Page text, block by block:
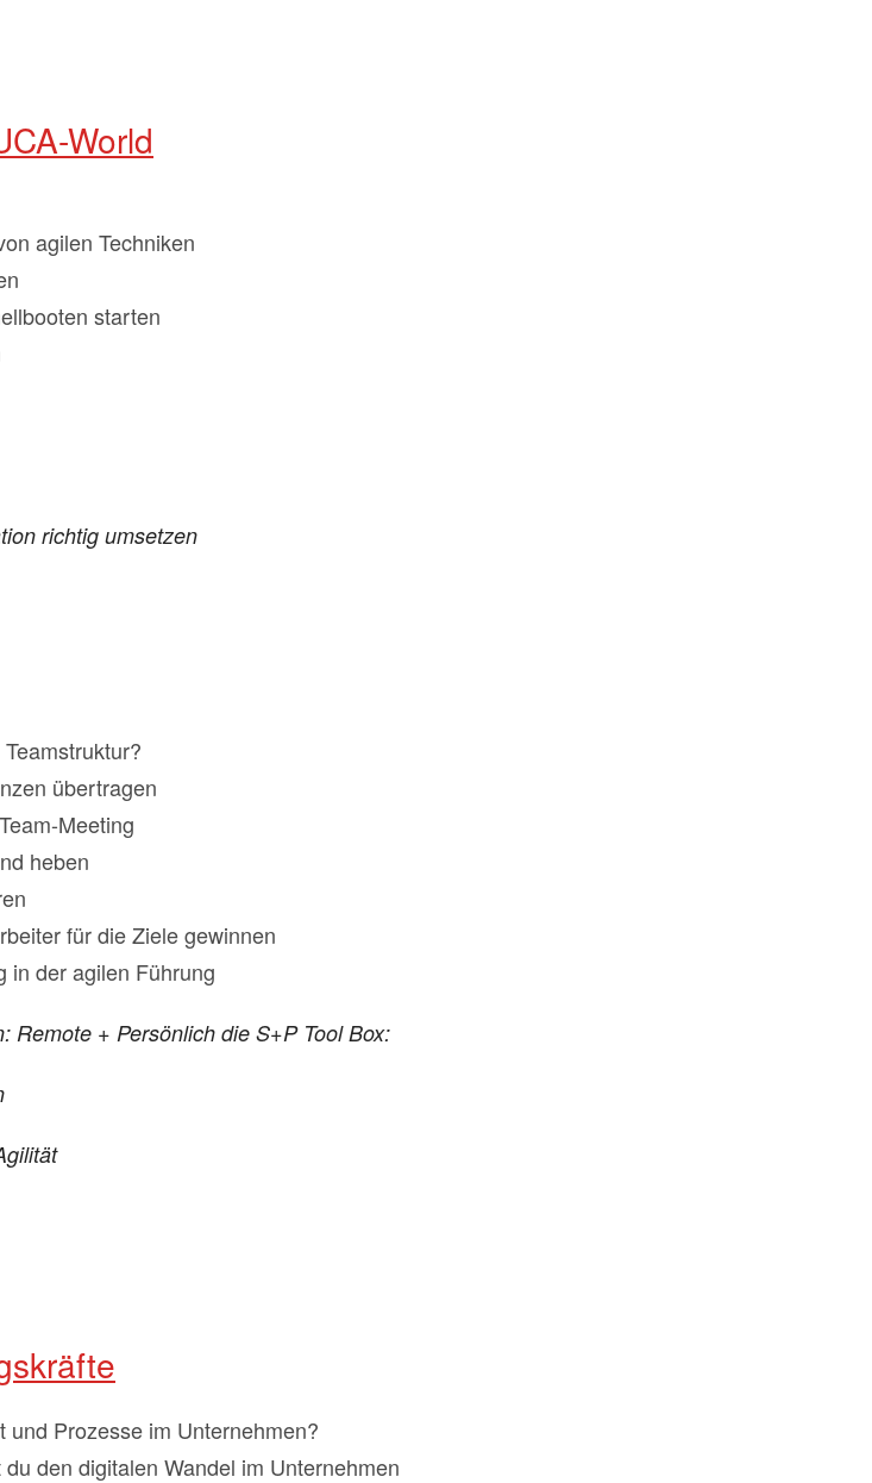
World
agilen Techniken
starten
richtig umsetzen
übertragen
Meeting
heben
für die Ziele gewinnen
in der agilen Führung
Remote + Persönlich die S+P Tool Box:
Prozesse im Unternehmen?
den digitalen Wandel im Unternehmen